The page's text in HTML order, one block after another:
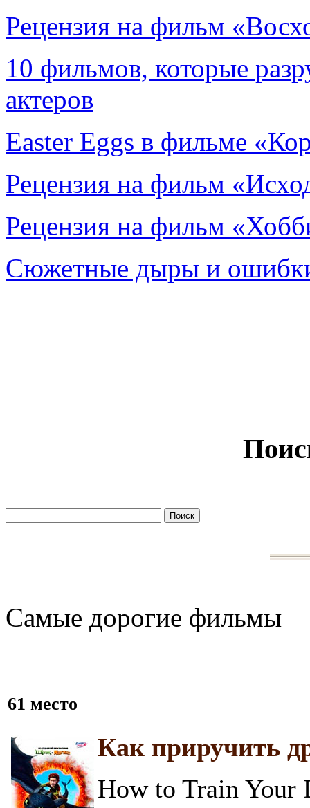
Рецензия на фильм
10 фильмов, которые
актеров
Easter Eggs в фильме
Рецензия на фильм
Рецензия на фильм
Сюжетные дыры и
Самые дорогие фильмы
61 место
Как приручить
How to Train Your